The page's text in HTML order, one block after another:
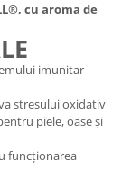
cu aroma de
imunitar
stresului oxidativ
piele, oase și
funcționarea